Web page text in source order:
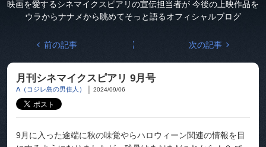
映画を愛するシネマイクスピアリの宣伝担当者が 今後の上映作品を
ウラからナナメから眺めてそっと語るオフィシャルブログ
前の記事 次の記事
月刊シネマイクスピアリ 9月号
A（コジレ島の男住人） 2024/09/06
9月に入った途端に秋の味覚やらハロウィーン関連の情報を目